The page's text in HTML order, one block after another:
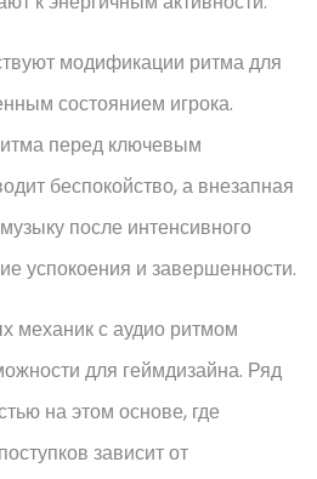
модификации ритма для
состоянием игрока.
перед ключевым
беспокойство, а внезапная
после интенсивного
успокоения и завершенности.
механик с аудио ритмом
для геймдизайна. Ряд
на этом основе, где
зависит от